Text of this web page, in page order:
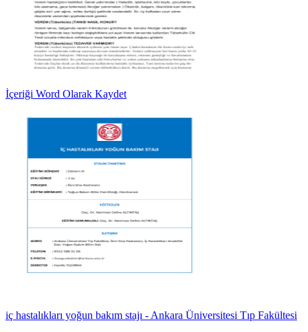
İçeriği Word Olarak Kaydet
iç hastalıkları yoğun bakım stajı - Ankara Üniversitesi Tıp Fakültesi